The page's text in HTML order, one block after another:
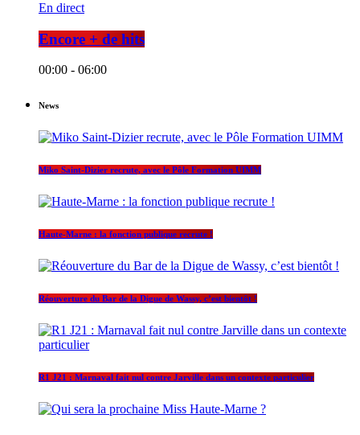
En direct
Encore + de hits
00:00 - 06:00
News
Miko Saint-Dizier recrute, avec le Pôle Formation UIMM
Haute-Marne : la fonction publique recrute !
Réouverture du Bar de la Digue de Wassy, c’est bientôt !
R1 J21 : Marnaval fait nul contre Jarville dans un contexte particulier